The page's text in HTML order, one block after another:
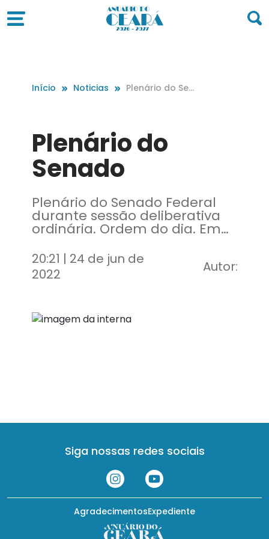
Início Noticias
Plenário do Sen
Plenário do
Senado
Plenário do Senado Federal
durante sessão deliberativa
ordinária. Ordem do dia. Em
senador Cid Gomes (PDT-CE).
Foto: Roque de Sá/Agência
Senado
20:21 | 24 de jun de
2022
Autor:
Siga nossas redes sociais
Expediente
Agradecimentos